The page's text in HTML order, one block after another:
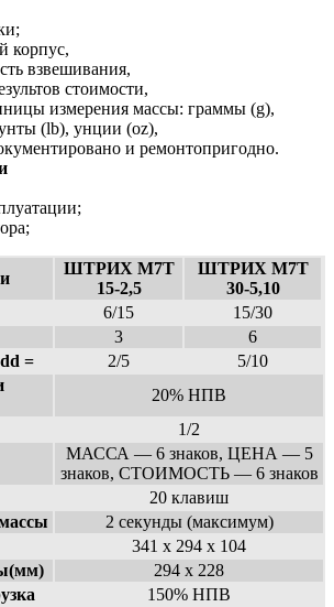
корпус,
взвешивания,
стоимости,
измерения массы: граммы (g),
(lb), унции (oz),
и ремонтопригодно.
ШТРИХ М7Т
15-2,5
ШТРИХ М7Т
30-5,10
6/15
15/30
3
6
=
2/5
5/10
20% НПВ
1/2
МАССА — 6 знаков, ЦЕНА — 5
знаков, СТОИМОСТЬ — 6 знаков
20 клавиш
2 секунды (максимум)
341 х 294 х 104
294 х 228
150% НПВ